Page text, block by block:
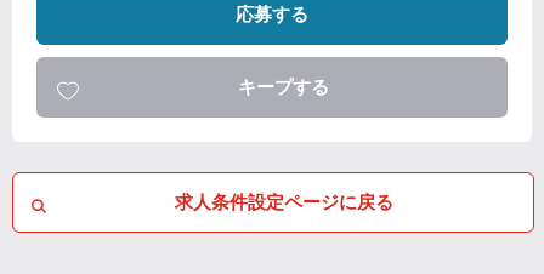
応募する
キープする
求人条件設定ページに戻る